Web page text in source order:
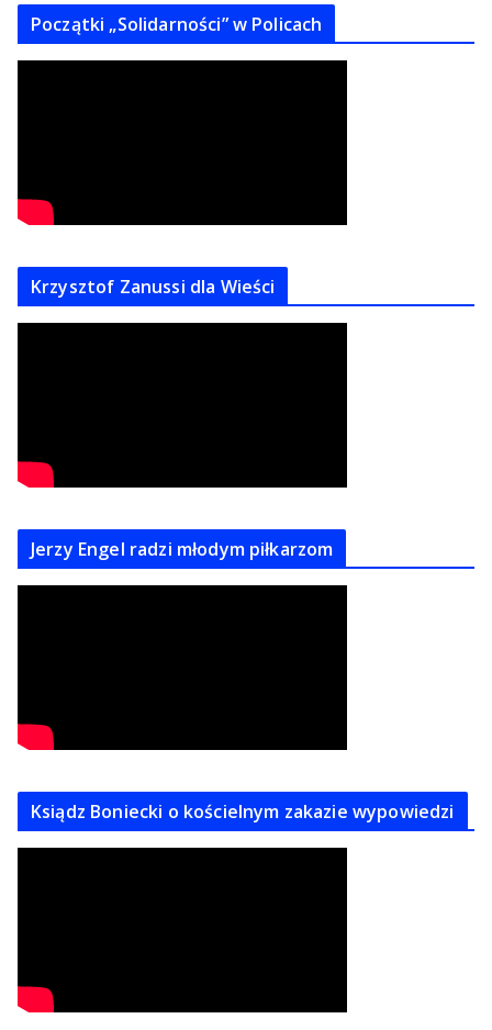
Początki „Solidarności” w Policach
Krzysztof Zanussi dla Wieści
Jerzy Engel radzi młodym piłkarzom
Ksiądz Boniecki o kościelnym zakazie wypowiedzi